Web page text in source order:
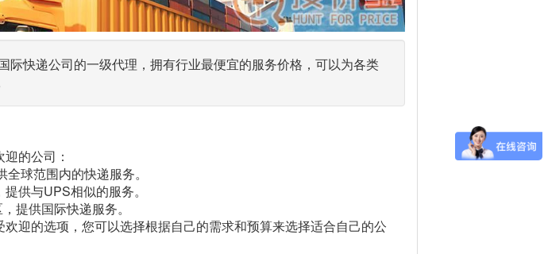
际快递公司的一级代理，拥有行业最便宜的服务价格，可以为各类
的公司：
球范围内的快递服务。
供与UPS相似的服务。
提供国际快递服务。
迎的选项，您可以选择根据自己的需求和预算来选择适合自己的公